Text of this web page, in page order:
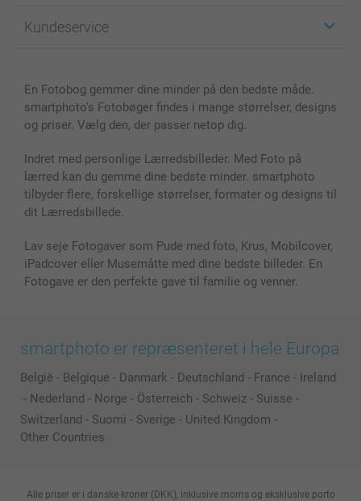
Fotobøger
Cover til mobil & tablet
MyNameBook
Fotorammer & Tilbehør
Alle fotoprodukter
For affiliate
Sitemap
Betingelser og garantier
Kundeservice
smartbonus
Priser & betaling
En Fotobog gemmer dine minder på den bedste måde.
smartphoto's Fotobøger findes i mange størrelser, designs
og priser. Vælg den, der passer netop dig.
Indret med personlige Lærredsbilleder. Med Foto på
lærred kan du gemme dine bedste minder. smartphoto
tilbyder flere, forskellige størrelser, formater og designs til
dit Lærredsbillede.
Lav seje Fotogaver som Pude med foto, Krus, Mobilcover,
iPadcover eller Musemåtte med dine bedste billeder. En
Fotogave er den perfekte gave til familie og venner.
smartphoto er repræsenteret i hele Europa
België - Belgique - Danmark - Deutschland - France - Ireland
- Nederland - Norge - Österreich - Schweiz - Suisse -
Switzerland - Suomi - Sverige - United Kingdom -
Other Countries
Alle priser er i danske kroner (DKK), inklusive moms og eksklusive porto